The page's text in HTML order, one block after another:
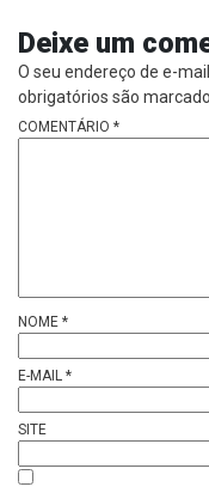
Deixe um
O seu endereço de e-
obrigatórios são
COMENTÁRIO *
NOME *
E-MAIL *
SITE